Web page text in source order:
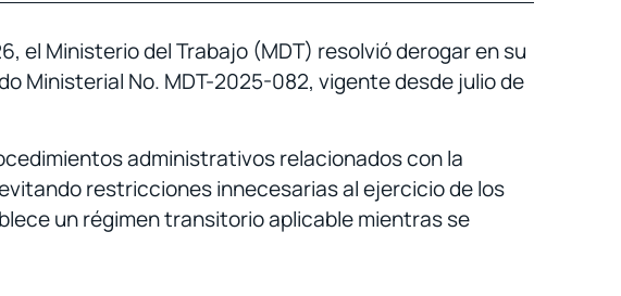
el Ministerio del Trabajo (MDT) resolvió derogar en su
Ministerial No. MDT-2025-082, vigente desde julio de
administrativos relacionados con la
restricciones innecesarias al ejercicio de los
un régimen transitorio aplicable mientras se